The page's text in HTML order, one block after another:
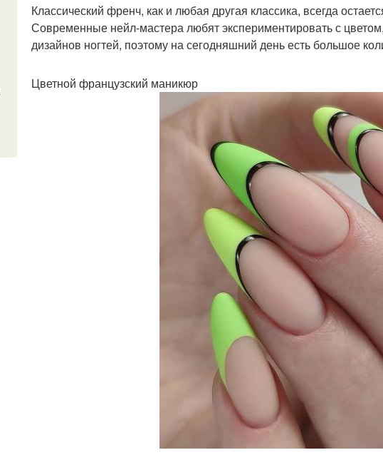
Классический френч, как и любая другая классика, всегда
Современные нейл-мастера любят экспериментировать с
дизайнов ногтей, поэтому на сегодняшний день есть большое
Цветной французский маникюр